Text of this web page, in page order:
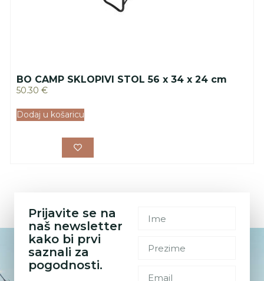
BO CAMP SKLOPIVI STOL 56 x 34 x 24 cm
50.30 €
Dodaj u košaricu
Prijavite se na
naš newsletter
kako bi prvi
saznali za
pogodnosti.